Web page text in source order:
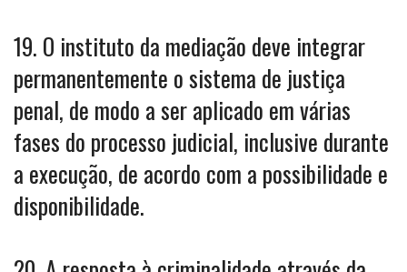
19. O instituto da mediação deve integrar
permanentemente o sistema de justiça
penal, de modo a ser aplicado em várias
fases do processo judicial, inclusive durante
a execução, de acordo com a possibilidade e
disponibilidade.